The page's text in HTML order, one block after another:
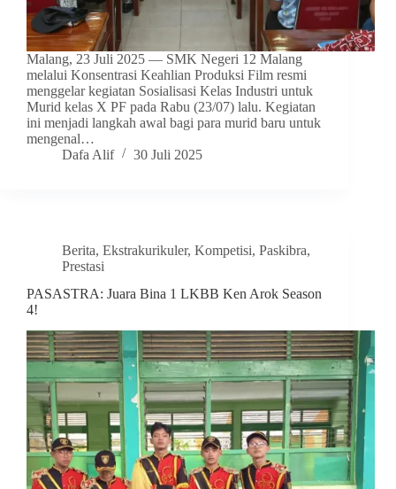
Malang, 23 Juli 2025 — SMK Negeri 12 Malang
melalui Konsentrasi Keahlian Produksi Film resmi
menggelar kegiatan Sosialisasi Kelas Industri untuk
Murid kelas X PF pada Rabu (23/07) lalu. Kegiatan
ini menjadi langkah awal bagi para murid baru untuk
mengenal…
Dafa Alif
30 Juli 2025
Berita, Ekstrakurikuler, Kompetisi, Paskibra,
Prestasi
PASASTRA: Juara Bina 1 LKBB Ken Arok Season
4!